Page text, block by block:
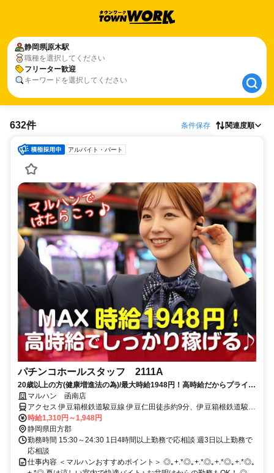
静岡県原木駅
職種を選択してください
フリーター歓迎
キーワードを選択してください
静岡県原木駅
フリーター歓迎
632件 条件保存 関連度順
アルバイト・パート
パチンコホールスタッフ 2111A
20歳以上の方(健康増進法の為)/最大時給1948円！高時給だからプライベ
ートを優先してもしっかり稼げる！ミニボーナスも有【履歴書不要】
マルハン 函南店
アクセス 伊豆箱根鉄道駿豆線 伊豆仁田徒歩約9分、伊豆箱根鉄道駿豆
線 原木徒歩約15分 R136号沿い、蛇ヶ橋徒歩1分
時給1,310円～1,948円
静岡県田方郡
勤務時間 15:30～24:30 1日4時間以上勤務で応相談 週3日以上勤務で
応相談
仕事内容 ＜マルハンおすすめポイント＞ ◎｡+.*◎｡+.*◎｡+.*◎｡+.*◎｡